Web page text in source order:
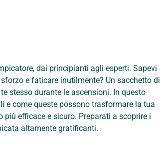
dai principianti agli esperti. Sapevi
e faticare inutilmente? Un sacchetto di
stesso durante le ascensioni. In questo
e come queste possono trasformare la tua
efficace e sicuro. Preparati a scoprire i
altamente gratificanti.